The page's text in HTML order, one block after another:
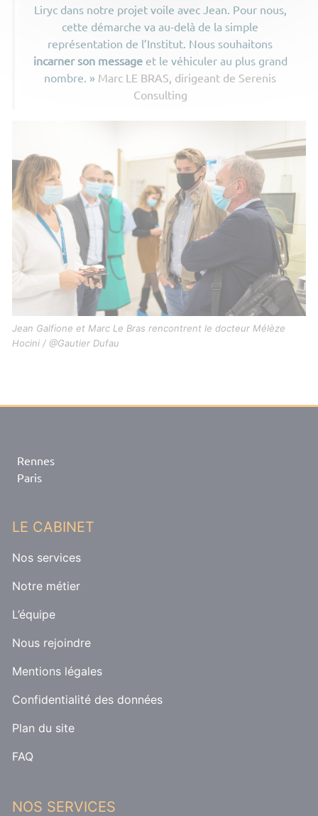
Liryc dans notre projet voile avec Jean. Pour nous,
cette démarche va au-delà de la simple
représentation de l’Institut. Nous souhaitons
incarner son messageet le véhiculer au plus grand
nombre. » Marc LE BRAS, dirigeant de Serenis
Consulting
Jean Galfione et Marc Le Bras rencontrent le docteur Mélèze
Hocini / @Gautier Dufau
Rennes
Paris
LE CABINET
Nos services
Notre métier
L’équipe
Nous rejoindre
Mentions légales
Confidentialité des données
Plan du site
FAQ
NOS SERVICES